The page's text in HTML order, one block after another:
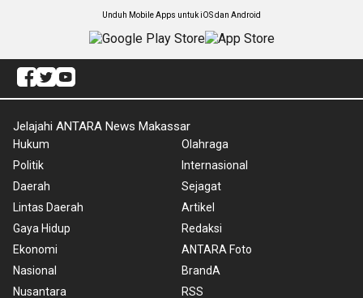
Unduh Mobile Apps untuk iOS dan Android
Jelajahi ANTARA News Makassar
Hukum
Politik
Daerah
Lintas Daerah
Gaya Hidup
Ekonomi
Nasional
Nusantara
Olahraga
Internasional
Sejagat
Artikel
Redaksi
ANTARA Foto
BrandA
RSS